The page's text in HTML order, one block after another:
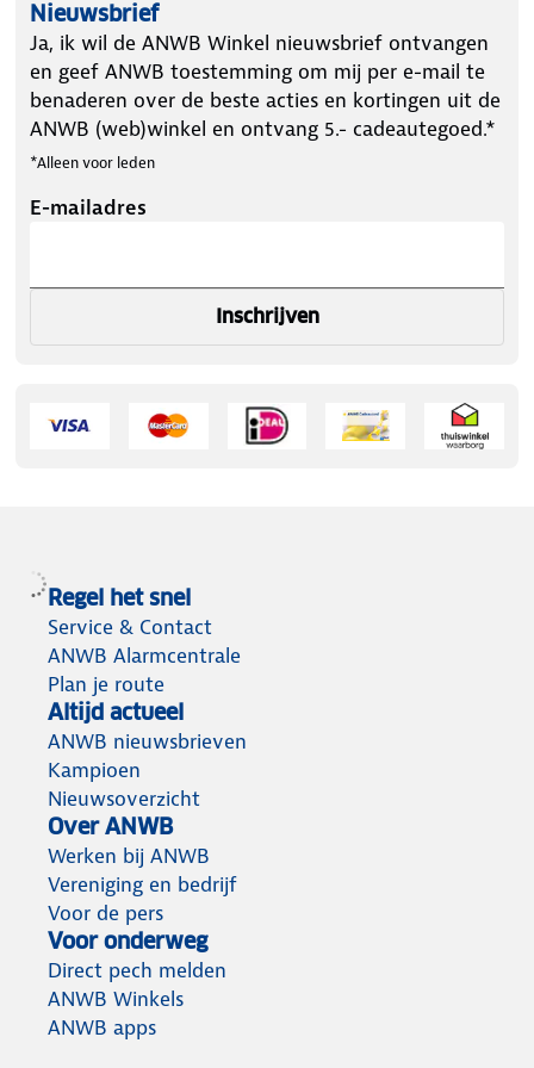
Nieuwsbrief
Ja, ik wil de ANWB Winkel nieuwsbrief ontvangen
en geef ANWB toestemming om mij per e-mail te
benaderen over de beste acties en kortingen uit de
ANWB (web)winkel en ontvang 5.- cadeautegoed.*
*Alleen voor leden
E-mailadres
Inschrijven
Regel het snel
Service & Contact
ANWB Alarmcentrale
Plan je route
Altijd actueel
ANWB nieuwsbrieven
Kampioen
Nieuwsoverzicht
Over ANWB
Werken bij ANWB
Vereniging en bedrijf
Voor de pers
Voor onderweg
Direct pech melden
ANWB Winkels
ANWB apps